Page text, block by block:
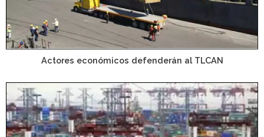
Actores económicos defenderán al TLCAN